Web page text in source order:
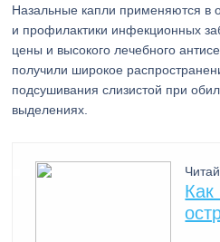
Назальные капли применяются в
и профилактики инфекционных
цены и высокого лечебного
получили широкое
подсушивания слизистой при
выделениях.
Как